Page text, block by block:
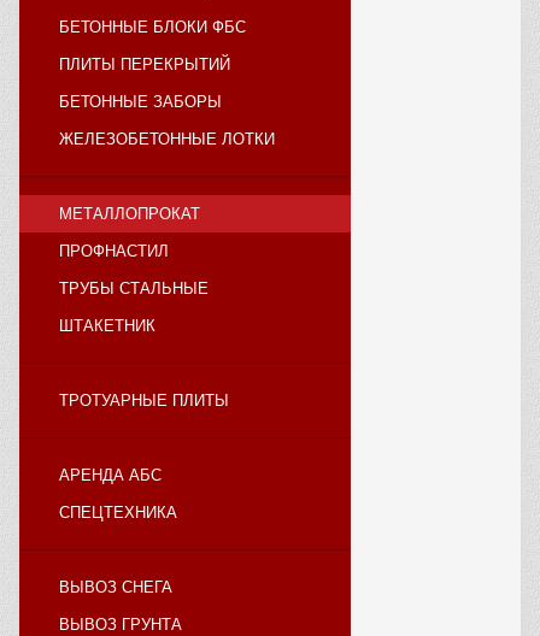
БЕТОННЫЕ БЛОКИ ФБС
ПЛИТЫ ПЕРЕКРЫТИЙ
БЕТОННЫЕ ЗАБОРЫ
ЖЕЛЕЗОБЕТОННЫЕ ЛОТКИ
МЕТАЛЛОПРОКАТ
ПРОФНАСТИЛ
ТРУБЫ СТАЛЬНЫЕ
ШТАКЕТНИК
ТРОТУАРНЫЕ ПЛИТЫ
АРЕНДА АБС
СПЕЦТЕХНИКА
ВЫВОЗ СНЕГА
ВЫВОЗ ГРУНТА